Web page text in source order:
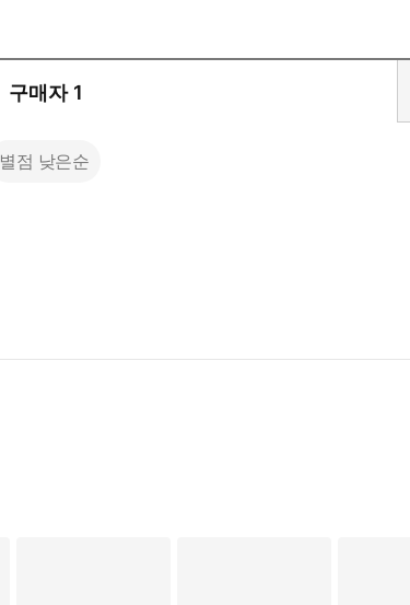
구매자 1
별점 낮은순